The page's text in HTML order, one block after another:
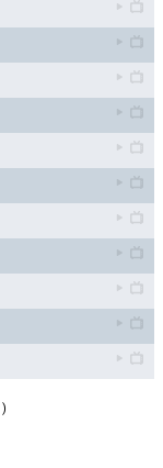
)